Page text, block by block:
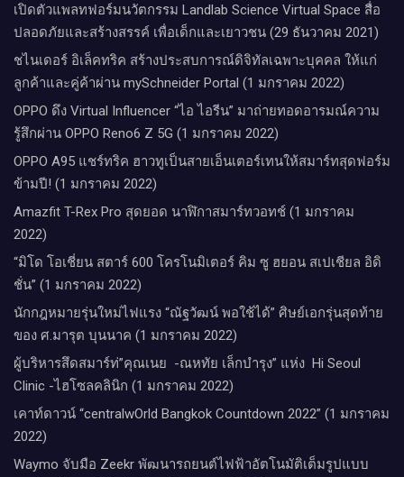
เปิดตัวแพลทฟอร์มนวัตกรรม Landlab Science Virtual Space สื่อ
ปลอดภัยและสร้างสรรค์ เพื่อเด็กและเยาวชน (29 ธันวาคม 2021)
ชไนเดอร์ อิเล็คทริค สร้างประสบการณ์ดิจิทัลเฉพาะบุคคล ให้แก่
ลูกค้าและคู่ค้าผ่าน mySchneider Portal (1 มกราคม 2022)
OPPO ดึง Virtual Influencer “ไอ ไอรีน” มาถ่ายทอดอารมณ์ความ
รู้สึกผ่าน OPPO Reno6 Z 5G (1 มกราคม 2022)
OPPO A95 แชร์ทริค ฮาวทูเป็นสายเอ็นเตอร์เทนให้สมาร์ทสุดฟอร์ม
ข้ามปี! (1 มกราคม 2022)
Amazfit T-Rex Pro สุดยอด นาฬิกาสมาร์ทวอทช์ (1 มกราคม
2022)
“มิโด โอเชี่ยน สตาร์ 600 โครโนมิเตอร์ คิม ซู ฮยอน สเปเชียล อิดิ
ชั่น” (1 มกราคม 2022)
นักกฎหมายรุ่นใหม่ไฟแรง “ณัฐวัฒน์ พอใช้ได้” ศิษย์เอกรุ่นสุดท้าย
ของ ศ.มารุต บุนนาค (1 มกราคม 2022)
ผู้บริหารสึดสมาร์ท่”คุณเนย -ณหทัย เล็กบำรุง” แห่ง Hi Seoul
Clinic -ไฮโซลคลินิก (1 มกราคม 2022)
เคาท์ดาวน์​ “centralwOrld Bangkok Countdown 2022” (1 มกราคม
2022)
Waymo จับมือ Zeekr พัฒนารถยนต์ไฟฟ้าอัตโนมัติเต็มรูปแบบ